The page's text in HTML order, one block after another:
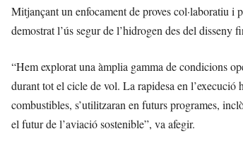
Mitjançant un enfocament de proves col·laboratiu i
demostrat l’ús segur de l’hidrogen des del disseny
“Hem explorat una àmplia gamma de condicions
durant tot el cicle de vol. La rapidesa en l’execució
combustibles, s’utilitzaran en futurs programes,
el futur de l’aviació sostenible”, va afegir.